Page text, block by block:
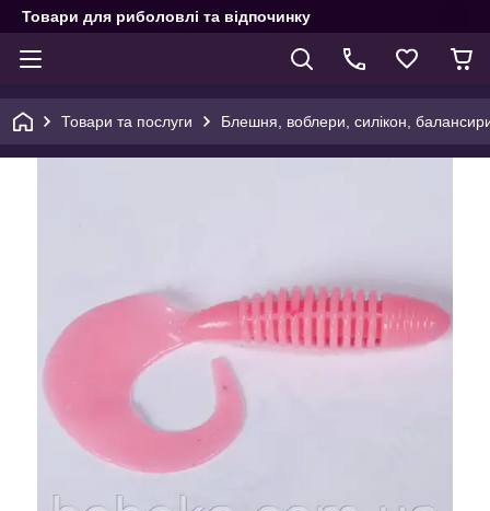
Товари для риболовлі та відпочинку
Товари та послуги Блешня, воблери, силікон,